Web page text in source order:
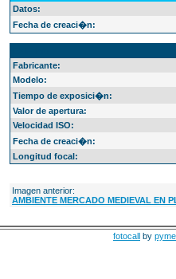
Datos:
Fecha de creaci�n:
Fabricante:
Modelo:
Tiempo de exposici�n:
Valor de apertura:
Velocidad ISO:
Fecha de creaci�n:
Longitud focal:
Imagen anterior:
AMBIENTE MERCADO MEDIEVAL EN
fotocall by